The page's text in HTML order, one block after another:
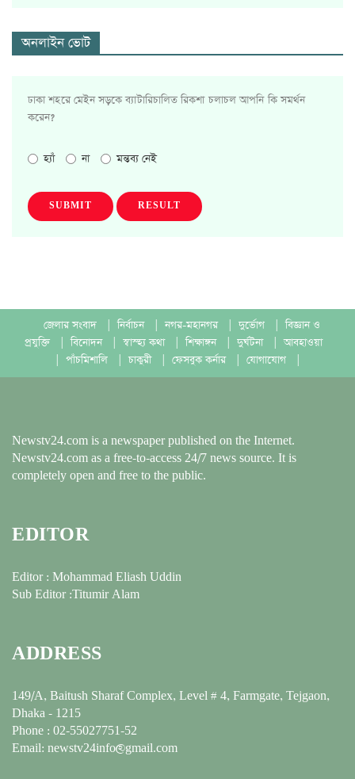
অনলাইন ভোট
ঢাকা শহরে মেইন সড়কে ব্যাটারিচালিত রিকশা চলাচল আপনি কি সমর্থন
করেন?
হ্যাঁ না মন্তব্য নেই
SUBMIT RESULT
জেলার সংবাদ নির্বাচন নগর-মহানগর দুর্ভোগ
বিজ্ঞান ও
প্রযুক্তি
বিনোদন স্বাস্হ্য কথা শিক্ষাঙ্গন দুর্ঘটনা
আবহাওয়া
পাঁচমিশালি চাকুরী ফেসবুক কর্নার যোগাযোগ
Newstv24.com is a newspaper published on the Internet.
Newstv24.com as a free-to-access 24/7 news source. It is
completely open and free to the public.
EDITOR
Editor : Mohammad Eliash Uddin
Sub Editor :Titumir Alam
ADDRESS
149/A, Baitush Sharaf Complex, Level # 4, Farmgate, Tejgaon,
Dhaka - 1215
Phone : 02-55027751-52
Email: newstv24info@gmail.com